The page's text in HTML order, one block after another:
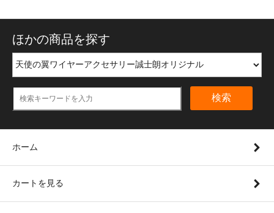
ほかの商品を探す
検索
ホーム
カートを見る